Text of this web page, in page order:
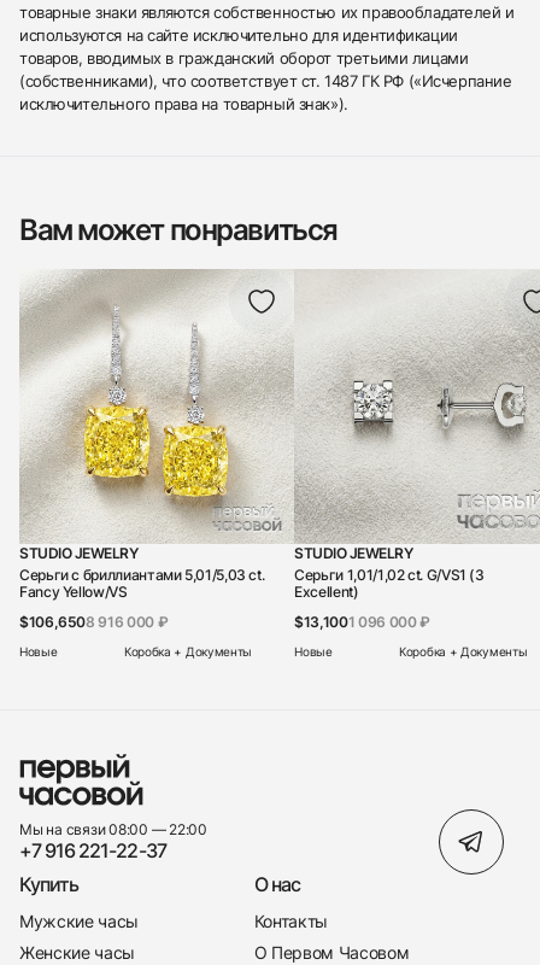
товарные знаки являются собственностью их правообладателей и
используются на сайте исключительно для идентификации
товаров, вводимых в гражданский оборот третьими лицами
(собственниками), что соответствует ст. 1487 ГК РФ («Исчерпание
исключительного права на товарный знак»).
Вам может понравиться
STUDIO JEWELRY
Серьги c бриллиантами 5,01/5,03 ct.
Fancy Yellow/VS
$106,6508 916 000 ₽
Новые Коробка + Документы
STUDIO JEWELRY
Серьги 1,01/1,02 ct. G/VS1 (3
Excellent)
$13,1001 096 000 ₽
Новые Коробка + Документы
Мы на связи 08:00 — 22:00
+7 916 221-22-37
Купить
Мужские часы
Женские часы
О нас
Контакты
О Первом Часовом